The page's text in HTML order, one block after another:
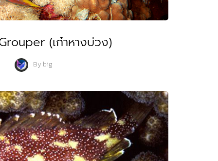
(เก๋าหางบ่วง)
Bybig